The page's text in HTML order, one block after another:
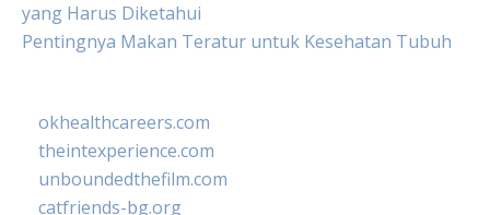
yang Harus Diketahui
Pentingnya Makan Teratur untuk Kesehatan Tubuh
okhealthcareers.com
theintexperience.com
unboundedthefilm.com
catfriends-bg.org